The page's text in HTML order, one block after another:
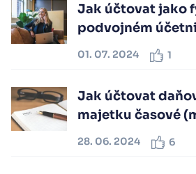
Jak účtovat jako
podvojném
01. 07. 2024 1
Jak účtovat
majetku časové
28. 06. 2024 6